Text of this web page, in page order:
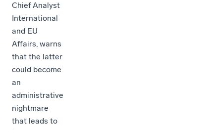
Chief Analyst
International
and EU
Affairs, warns
that the latter
could become
an
administrative
nightmare
that leads to